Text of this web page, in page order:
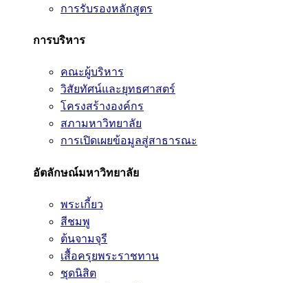
การรับรองหลักสูตร
การบริหาร
คณะผู้บริหาร
วิสัยทัศน์และยุทธศาสตร์
โครงสร้างองค์กร
สภามหาวิทยาลัย
การเปิดเผยข้อมูลสู่สาธารณะ
อัตลักษณ์มหาวิทยาลัย
พระเกี้ยว
สีชมพู
ต้นจามจุรี
เสื้อครุยพระราชทาน
ชุดนิสิต